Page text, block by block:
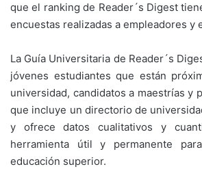
que el ranking de Reader´s Digest
encuestas realizadas a empleadores y
La Guía Universitaria de Reader´s
jóvenes estudiantes que están
universidad, candidatos a maestrías y
que incluye un directorio de
y ofrece datos cualitativos y
herramienta útil y permanente
educación superior.